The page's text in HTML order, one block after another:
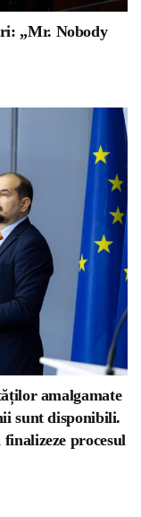
„Mr. Nobody
amalgamate
sunt disponibili.
procesul